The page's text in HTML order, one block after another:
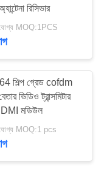
19
রিসিভার
MOQ:1PCS
শিল্প গ্রেড cofdm
ভিডিও ট্রান্সমিটার
মডিউল
MOQ:1 pcs